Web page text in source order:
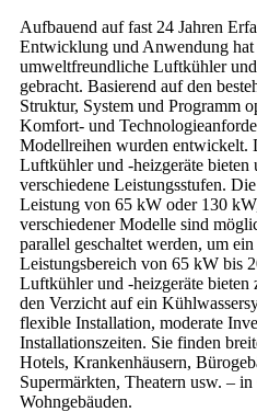
Aufbauend auf fast 24 Jahren
Entwicklung und Anwendung
umweltfreundliche Luftkühler
gebracht. Basierend auf den
Struktur, System und Programm
Komfort- und
Modellreihen wurden entwickelt.
Luftkühler und -heizgeräte bieten
verschiedene Leistungsstufen.
Leistung von 65 kW oder 130
verschiedener Modelle sind
parallel geschaltet werden, um
Leistungsbereich von 65 kW bis
Luftkühler und -heizgeräte
den Verzicht auf ein
flexible Installation, moderate
Installationszeiten. Sie finden
Hotels, Krankenhäusern,
Supermärkten, Theatern usw. –
Wohngebäuden.